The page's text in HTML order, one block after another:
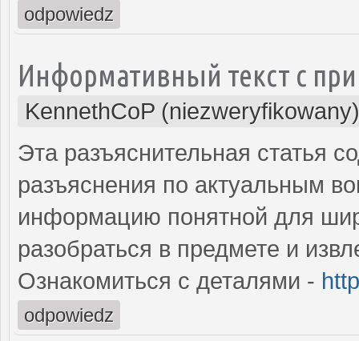
odpowiedz
Информативный текст с
KennethCoP (niezweryfikowany)
Эта разъяснительная статья
разъяснения по актуальным
информацию понятной для
разобраться в предмете и
Ознакомиться с деталями -
odpowiedz